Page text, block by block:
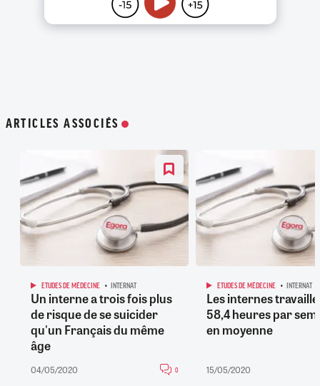
ARTICLES ASSOCIÉS
ETUDES DE MÉDECINE INTERNAT
Un interne a trois fois plus
de risque de se suicider
qu'un Français du même
âge
04/05/2020 0
ETUDES DE MÉDECINE INTERNAT
Les internes
58,4 heures par
en moyenne
15/05/2020